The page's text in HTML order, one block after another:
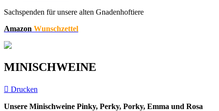
Sachspenden für unsere alten Gnadenhoftiere
Amazon Wunschzettel
MINISCHWEINE
Drucken
Unsere Minischweine Pinky, Perky, Porky, Emma und Rosa